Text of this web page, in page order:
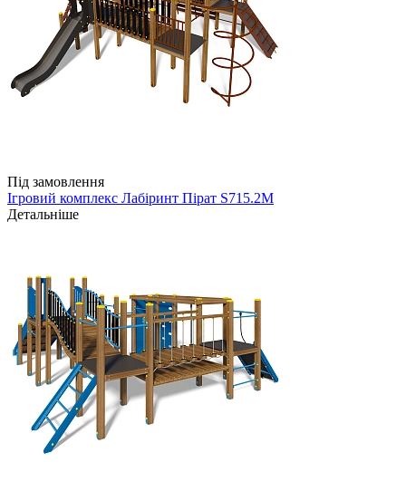
Під замовлення
Ігровий комплекс Лабіринт Пірат S715.2M
Детальніше